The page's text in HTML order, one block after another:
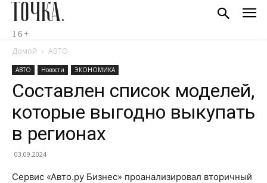
ТОЧКА.
16+
Домой АВТО
АВТО Новости ЭКОНОМИКА
Составлен список моделей,
которые выгодно выкупать
в регионах
03.09.2024
Сервис «Авто.ру Бизнес» проанализировал вторичный